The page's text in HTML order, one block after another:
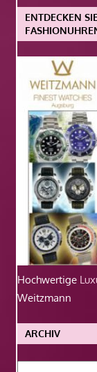
ENTDECKEN
Hochwertige
Weitzmann
ARCHIV